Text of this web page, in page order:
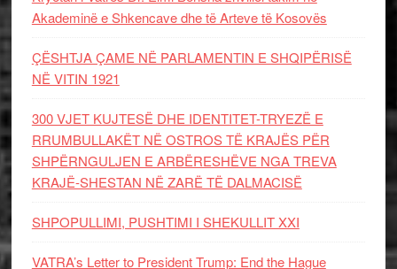
Akademinë e Shkencave dhe të Arteve të Kosovës
ÇËSHTJA ÇAME NË PARLAMENTIN E SHQIPËRISË
NË VITIN 1921
300 VJET KUJTESË DHE IDENTITET-TRYEZË E
RRUMBULLAKËT NË OSTROS TË KRAJËS PËR
SHPËRNGULJEN E ARBËRESHËVE NGA TREVA
KRAJË-SHESTAN NË ZARË TË DALMACISË
SHPOPULLIMI, PUSHTIMI I SHEKULLIT XXI
VATRA’s Letter to President Trump: End the Hague